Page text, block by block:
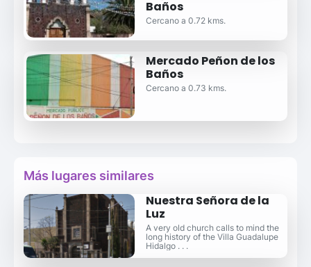
Baños
Cercano a 0.72 kms.
Mercado Peñon de los
Baños
Cercano a 0.73 kms.
Más lugares similares
Nuestra Señora de la
Luz
A very old church calls to mind the
long history of the Villa Guadalupe
Hidalgo . . .